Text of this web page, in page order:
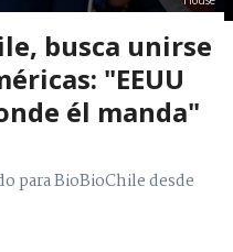
busca unirse
"EEUU
él manda"
para BioBioChile desde